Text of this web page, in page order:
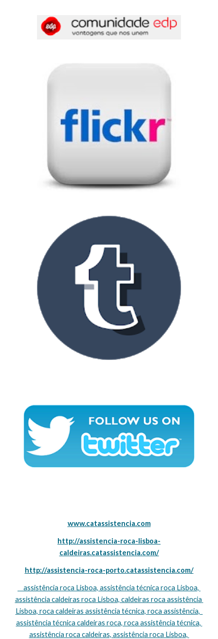
www.catassistencia.com
http://assistencia-roca-lisboa-
caldeiras.catassistencia.com/
http://assistencia-roca-porto.catassistencia.com/
assistência caldeiras roca Lisboa, caldeiras roca assistência
Lisboa, roca caldeiras assistência técnica, roca assistência,
assistência técnica caldeiras roca, roca assistência técnica,
assistência roca caldeiras, assistência roca Lisboa,